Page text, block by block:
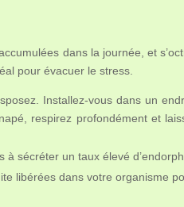
dans la journée, et
pour évacuer le stress.
Installez-vous dans un
respirez profondément et
sécréter un taux élevé
libérées dans votre organisme